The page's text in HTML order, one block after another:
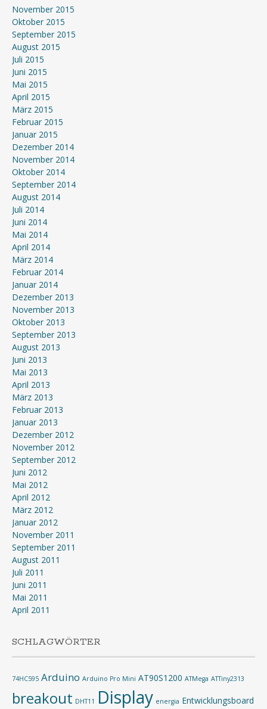
November 2015
Oktober 2015
September 2015
August 2015
Juli 2015
Juni 2015
Mai 2015
April 2015
März 2015
Februar 2015
Januar 2015
Dezember 2014
November 2014
Oktober 2014
September 2014
August 2014
Juli 2014
Juni 2014
Mai 2014
April 2014
März 2014
Februar 2014
Januar 2014
Dezember 2013
November 2013
Oktober 2013
September 2013
August 2013
Juni 2013
Mai 2013
April 2013
März 2013
Februar 2013
Januar 2013
Dezember 2012
November 2012
September 2012
Juni 2012
Mai 2012
April 2012
März 2012
Januar 2012
November 2011
September 2011
August 2011
Juli 2011
Juni 2011
Mai 2011
April 2011
SCHLAGWÖRTER
74HC595 Arduino Arduino Pro Mini AT90S1200 ATMega ATTiny2313
breakout DHT11 Display energia Entwicklungsboard